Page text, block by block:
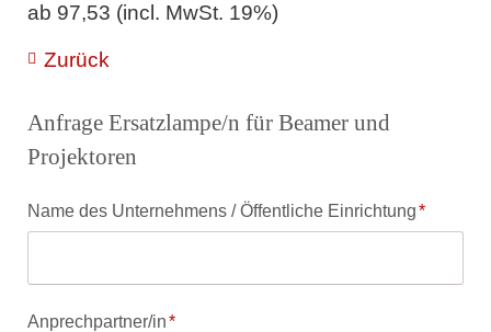
ab 97,53 (incl. MwSt. 19%)
Zurück
Anfrage Ersatzlampe/n für Beamer und
Projektoren
Pflichtfeld
Name des Unternehmens / Öffentliche Einrichtung*
Pflichtfeld
Anprechpartner/in*